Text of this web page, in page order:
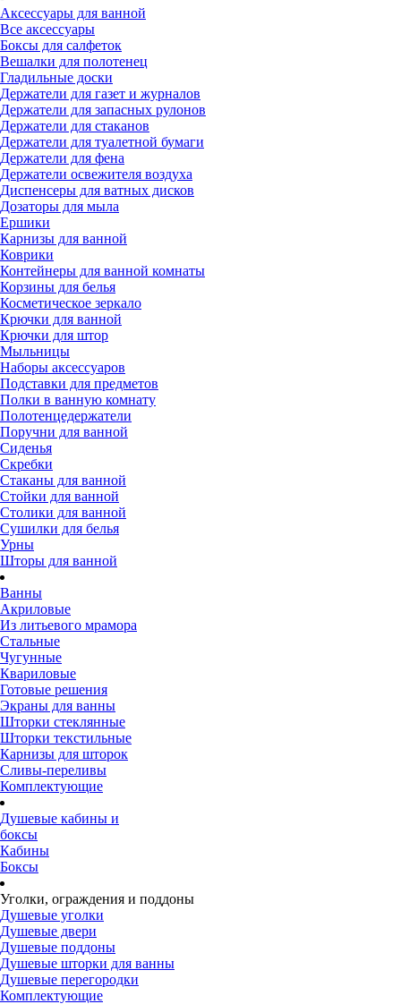
Аксессуары для ванной
Все аксессуары
Боксы для салфеток
Вешалки для полотенец
Гладильные доски
Держатели для газет и журналов
Держатели для запасных рулонов
Держатели для стаканов
Держатели для туалетной бумаги
Держатели для фена
Держатели освежителя воздуха
Диспенсеры для ватных дисков
Дозаторы для мыла
Ершики
Карнизы для ванной
Коврики
Контейнеры для ванной комнаты
Корзины для белья
Косметическое зеркало
Крючки для ванной
Крючки для штор
Мыльницы
Наборы аксессуаров
Подставки для предметов
Полки в ванную комнату
Полотенцедержатели
Поручни для ванной
Сиденья
Скребки
Стаканы для ванной
Стойки для ванной
Столики для ванной
Сушилки для белья
Урны
Шторы для ванной
Ванны
Акриловые
Из литьевого мрамора
Стальные
Чугунные
Квариловые
Готовые решения
Экраны для ванны
Шторки стеклянные
Шторки текстильные
Карнизы для шторок
Сливы-переливы
Комплектующие
Душевые кабины и
боксы
Кабины
Боксы
Уголки, ограждения и поддоны
Душевые уголки
Душевые двери
Душевые поддоны
Душевые шторки для ванны
Душевые перегородки
Комплектующие